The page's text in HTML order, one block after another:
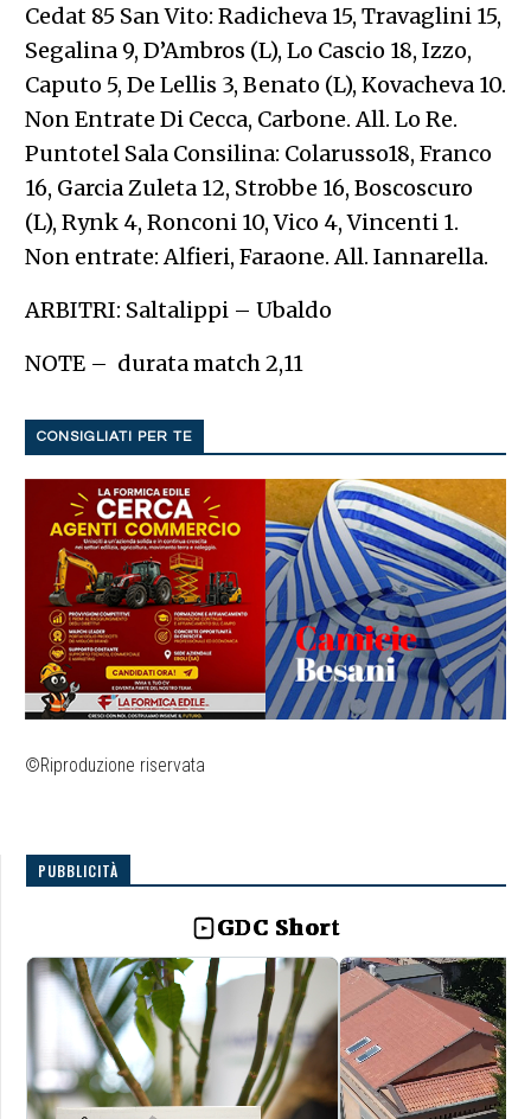
Cedat 85 San Vito: Radicheva 15, Travaglini 15,
Segalina 9, D’Ambros (L), Lo Cascio 18, Izzo,
Caputo 5, De Lellis 3, Benato (L), Kovacheva 10.
Non Entrate Di Cecca, Carbone. All. Lo Re.
Puntotel Sala Consilina: Colarusso18, Franco
16, Garcia Zuleta 12, Strobbe 16, Boscoscuro
(L), Rynk 4, Ronconi 10, Vico 4, Vincenti 1.
Non entrate: Alfieri, Faraone. All. Iannarella.
ARBITRI: Saltalippi – Ubaldo
NOTE – durata match 2,11
CONSIGLIATI PER TE
©Riproduzione riservata
PUBBLICITÀ
GDC Short